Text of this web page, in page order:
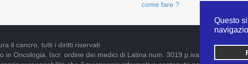
Questo
come fare ?
il cancro, tutti i diritti riservati
in Oncologia. Iscr. ordine dei medici di Latina num. 3019 p.iva